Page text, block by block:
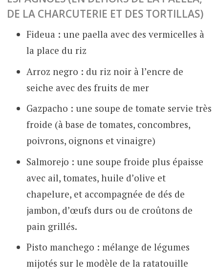
DE LA CHARCUTERIE ET DES TORTILLAS)
Fideua : une paella avec des vermicelles à
la place du riz
Arroz negro : du riz noir à l’encre de
seiche avec des fruits de mer
Gazpacho : une soupe de tomate servie très
froide (à base de tomates, concombres,
poivrons, oignons et vinaigre)
Salmorejo : une soupe froide plus épaisse
avec ail, tomates, huile d’olive et
chapelure, et accompagnée de dés de
jambon, d’œufs durs ou de croûtons de
pain grillés.
Pisto manchego : mélange de légumes
mijotés sur le modèle de la ratatouille